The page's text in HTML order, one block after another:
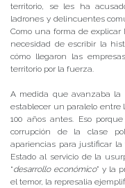
territorio, se les ha
ladrones y delincuentes
Como una forma de
necesidad de escribir la
cómo llegaron las
territorio por la fuerza.
A medida que avanzaba la
establecer un paralelo entre
100 años antes. Eso
corrupción de la clase
apariencias para justificar
Estado al servicio de la
“desarrollo económico” y la
el temor, la represalia